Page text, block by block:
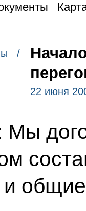
/
22 июня